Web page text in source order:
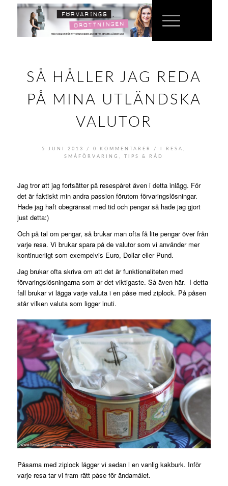
SÅ HÅLLER JAG REDA
PÅ MINA UTLÄNDSKA
VALUTOR
5 JUNI 2013 / 0 KOMMENTARER / RESA,
SMÅFÖRVARING, TIPS & RÅD
Jag tror att jag fortsätter på resespåret även i detta inlägg. För
det är faktiskt min andra passion förutom förvaringslösningar.
Hade jag haft obegränsat med tid och pengar så hade jag gjort
just detta:)
Och på tal om pengar, så brukar man ofta få lite pengar över från
varje resa. Vi brukar spara på de valutor som vi använder mer
kontinuerligt som exempelvis Euro, Dollar eller Pund.
Jag brukar ofta skriva om att det är funktionaliteten med
förvaringslösningarna som är det viktigaste. Så även här. I detta
fall brukar vi lägga varje valuta i en påse med ziplock. På påsen
står vilken valuta som ligger inuti.
Påsarna med ziplock lägger vi sedan i en vanlig kakburk. Inför
varje resa tar vi fram rätt påse för ändamålet.